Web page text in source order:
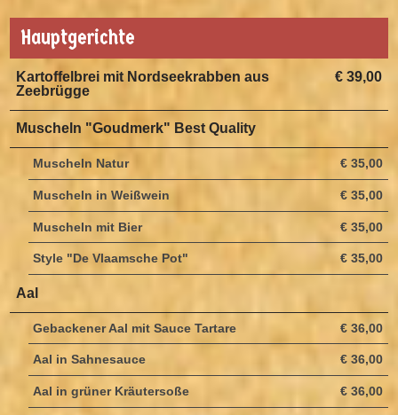
Hauptgerichte
€ 39,00
Kartoffelbrei mit Nordseekrabben aus
Zeebrügge
Muscheln "Goudmerk" Best Quality
€ 35,00
Muscheln Natur
€ 35,00
Muscheln in Weißwein
€ 35,00
Muscheln mit Bier
€ 35,00
Style "De Vlaamsche Pot"
Aal
€ 36,00
Gebackener Aal mit Sauce Tartare
€ 36,00
Aal in Sahnesauce
€ 36,00
Aal in grüner Kräutersoße